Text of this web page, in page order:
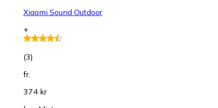
Xiaomi Sound Outdoor
+
(3)
fr.
374 kr